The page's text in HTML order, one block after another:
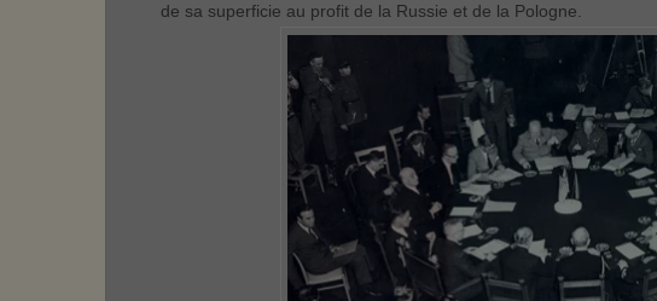
de sa superficie au profit de la Russie et de la Pologne.